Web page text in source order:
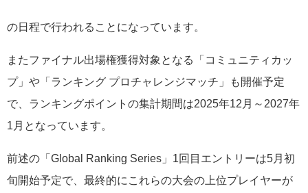
の日程で行われることになっています。
またファイナル出場権獲得対象となる「コミュニティカッ
プ」や「ランキング プロチャレンジマッチ」も開催予定
で、ランキングポイントの集計期間は2025年12月～2027年
1月となっています。
前述の「Global Ranking Series」1回目エントリーは5月初
旬開始予定で、最終的にこれらの大会の上位プレイヤーが